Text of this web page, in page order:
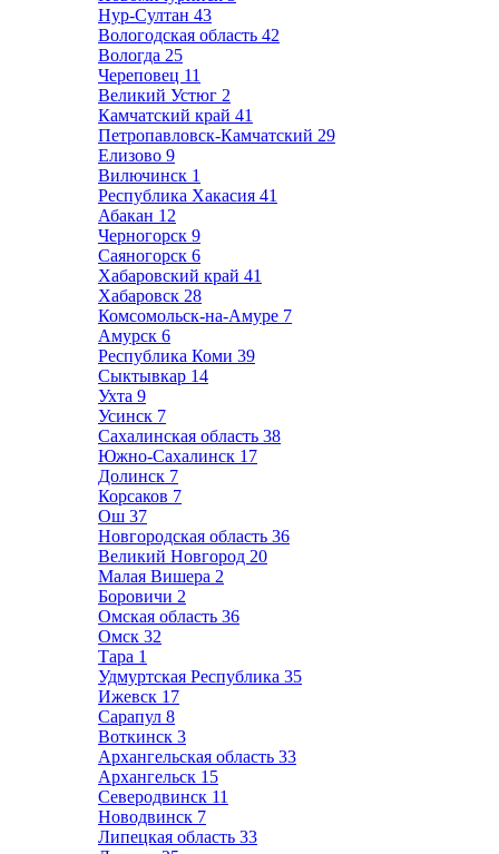
Нур-Султан 43
Вологодская область 42
Вологда 25
Череповец 11
Великий Устюг 2
Камчатский край 41
Петропавловск-Камчатский 29
Елизово 9
Вилючинск 1
Республика Хакасия 41
Абакан 12
Черногорск 9
Саяногорск 6
Хабаровский край 41
Хабаровск 28
Комсомольск-на-Амуре 7
Амурск 6
Республика Коми 39
Сыктывкар 14
Ухта 9
Усинск 7
Сахалинская область 38
Южно-Сахалинск 17
Долинск 7
Корсаков 7
Ош 37
Новгородская область 36
Великий Новгород 20
Малая Вишера 2
Боровичи 2
Омская область 36
Омск 32
Тара 1
Удмуртская Республика 35
Ижевск 17
Сарапул 8
Воткинск 3
Архангельская область 33
Архангельск 15
Северодвинск 11
Новодвинск 7
Липецкая область 33